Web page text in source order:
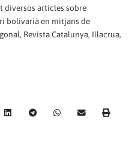
diversos articles sobre
bolivarià en mitjans de
Revista Catalunya, Illacrua,